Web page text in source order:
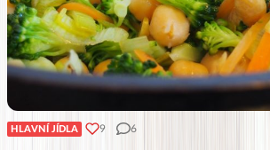
HLAVNÍ JÍDLA 9 6